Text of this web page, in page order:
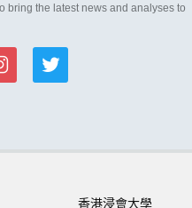
bring the latest news and analyses to
香港浸會大學